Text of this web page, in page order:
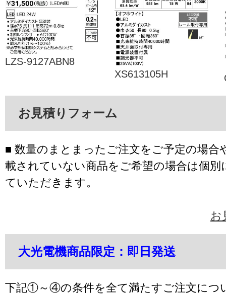
LZS-9127ABN8
XS613105H
お見積りフォーム
■ 数量のまとまったご注文をご予定の場合
載されていない商品をご希望の場合は個別
ていただきます。
お
大光電機商品限定：即日発送
下記①～④の条件を全て満たすご注文につ